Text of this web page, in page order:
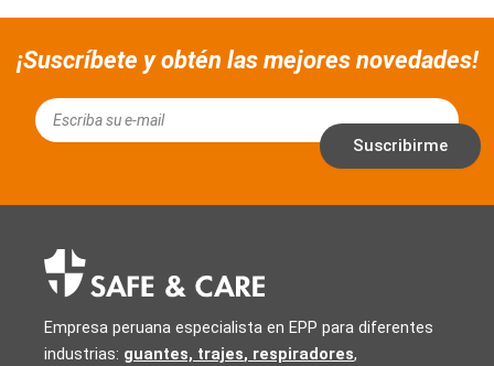
¡Suscríbete y obtén las mejores novedades!
Email
Suscribirme
Empresa peruana especialista en EPP para diferentes
industrias: guantes, trajes, respiradores,